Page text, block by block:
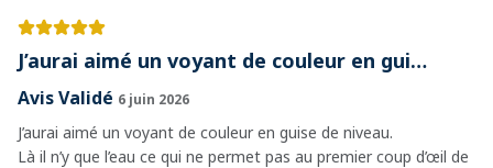
J’aurai aimé un voyant de couleur en gui…
Avis Validé 6 juin 2026
J’aurai aimé un voyant de couleur en guise de niveau.
Là il n’y que l’eau ce qui ne permet pas au premier coup d’œil de